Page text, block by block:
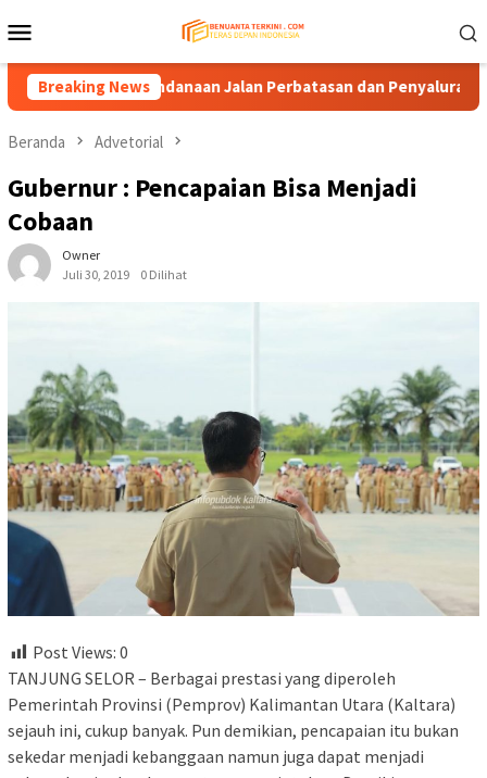
ke
Mobile
Breaking News
Pendanaan Jalan Perbatasan dan Penyaluran DBH
Beranda Advetorial
Gubernur : Pencapaian Bisa Menjadi
Cobaan
Owner
Juli 30, 2019
0 Dilihat
Post Views: 0
TANJUNG SELOR – Berbagai prestasi yang diperoleh
Pemerintah Provinsi (Pemprov) Kalimantan Utara (Kaltara)
sejauh ini, cukup banyak. Pun demikian, pencapaian itu bukan
sekedar menjadi kebanggaan namun juga dapat menjadi